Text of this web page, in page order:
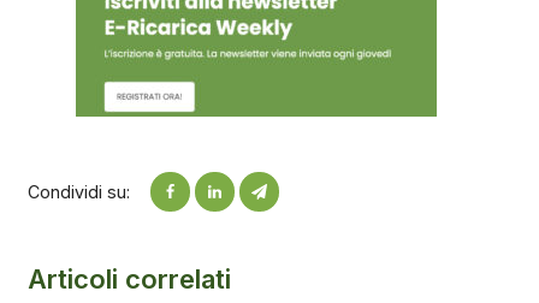
Condividi su:
Articoli correlati